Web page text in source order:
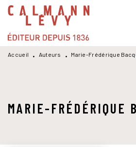
MENU RECHERCHE
PIED DE PAGE
Accueil • Auteurs • Marie-Frédérique
MARIE-FRÉDÉRIQUE